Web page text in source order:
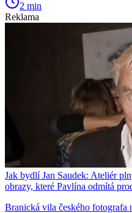
2 min
Reklama
Jak bydlí Jan Saudek: Ateliér
obrazy, které Pavlína odmítá
Branická vila českého fotografa